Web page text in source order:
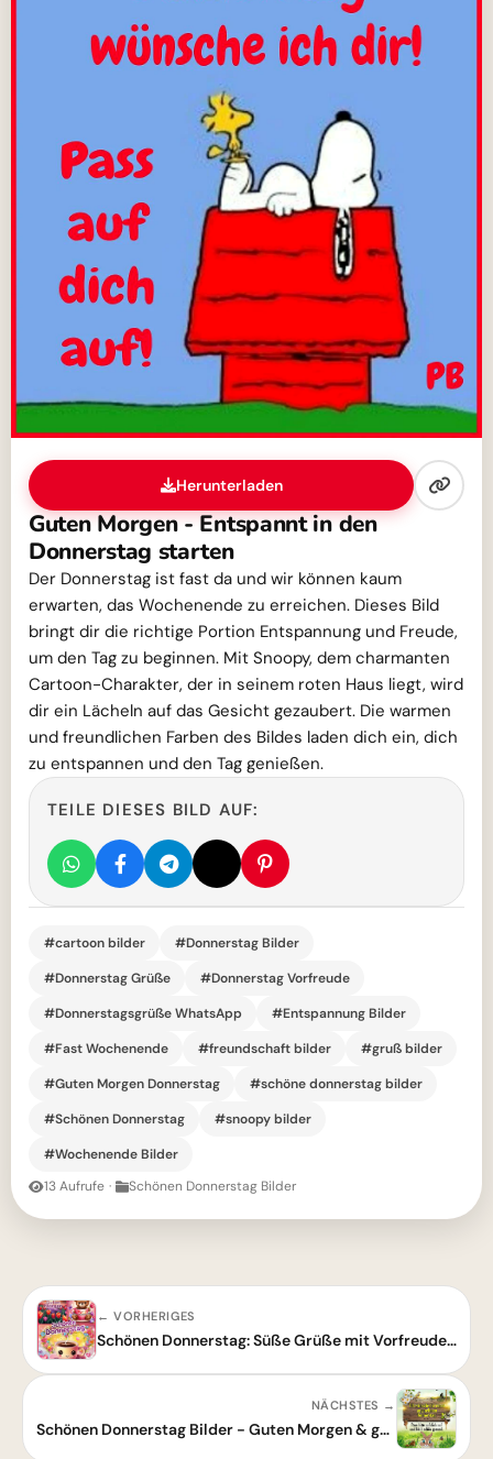
Herunterladen
Guten Morgen - Entspannt in den
Donnerstag starten
Der Donnerstag ist fast da und wir können kaum
erwarten, das Wochenende zu erreichen. Dieses Bild
bringt dir die richtige Portion Entspannung und Freude,
um den Tag zu beginnen. Mit Snoopy, dem charmanten
Cartoon-Charakter, der in seinem roten Haus liegt, wird
dir ein Lächeln auf das Gesicht gezaubert. Die warmen
und freundlichen Farben des Bildes laden dich ein, dich
zu entspannen und den Tag genießen.
TEILE DIESES BILD AUF:
#cartoon bilder
#Donnerstag Bilder
#Donnerstag Grüße
#Donnerstag Vorfreude
#Donnerstagsgrüße WhatsApp
#Entspannung Bilder
#Fast Wochenende
#freundschaft bilder
#gruß bilder
#Guten Morgen Donnerstag
#schöne donnerstag bilder
#Schönen Donnerstag
#snoopy bilder
#Wochenende Bilder
13 Aufrufe · Schönen Donnerstag Bilder
← VORHERIGES
Schönen Donnerstag: Süße Grüße mit Vorfreude aufs Wochenende!
NÄCHSTES →
Schönen Donnerstag Bilder - Guten Morgen & gute Wünsche